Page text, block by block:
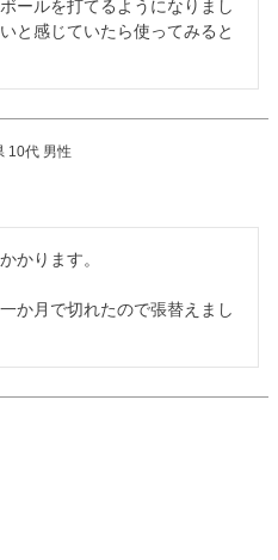
ールを打てるようになりまし
と感じていたら使ってみると
10代 男性
かります。
か月で切れたので張替えまし